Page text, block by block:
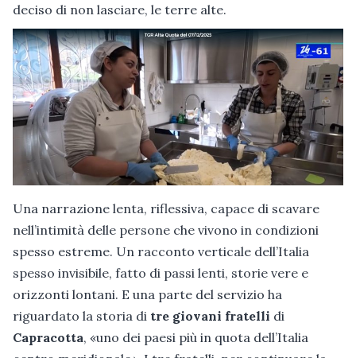
deciso di non lasciare, le terre alte.
Una narrazione lenta, riflessiva, capace di scavare
nell’intimità delle persone che vivono in condizioni
spesso estreme. Un racconto verticale dell’Italia
spesso invisibile, fatto di passi lenti, storie vere e
orizzonti lontani. E una parte del servizio ha
riguardato la storia di tre giovani fratelli di
Capracotta, «uno dei paesi più in quota dell’Italia